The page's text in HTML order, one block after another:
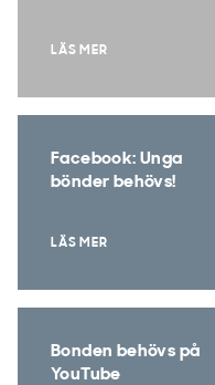
LÄS MER
Facebook: Unga
bönder behövs!
LÄS MER
Bonden behövs på
YouTube